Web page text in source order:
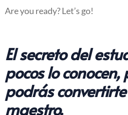
Are you ready? Let’s go!
El secreto del
pocos lo conocen,
podrás
maestro.